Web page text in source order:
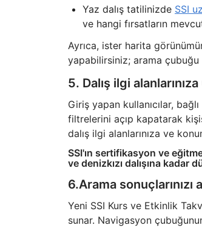
Yaz dalış tatilinizde SSI
ve hangi fırsatların
Ayrıca, ister harita
yapabilirsiniz; arama çubuğu
5. Dalış ilgi
Giriş yapan kullanıcılar,
filtrelerini açıp kapatarak
dalış ilgi alanlarınıza ve
SSI'ın sertifikasyon ve
ve denizkızı dalışına kadar
6.Arama sonuçlarınızı
Yeni SSI Kurs ve Etkinlik
sunar. Navigasyon